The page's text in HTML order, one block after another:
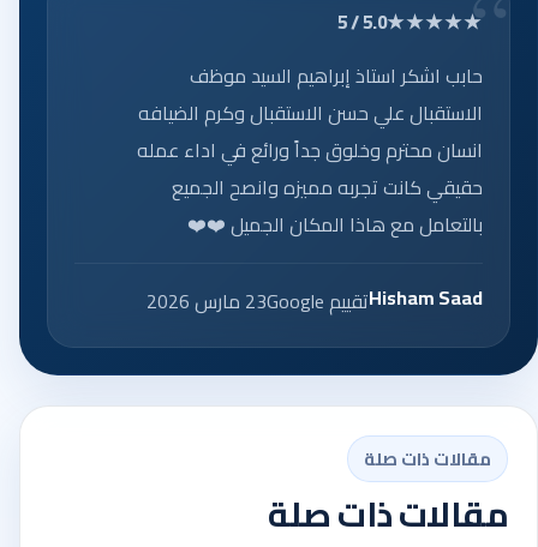
★★★★★
5.0 / 5
حابب اشكر استاذ إبراهيم السيد موظف
الاستقبال علي حسن الاستقبال وكرم الضيافه
انسان محترم وخلوق جداً ورائع في اداء عمله
حقيقي كانت تجربه مميزه وانصح الجميع
بالتعامل مع هاذا المكان الجميل ❤️❤️
Hisham Saadتقييم Google 23 مارس 2026
مقالات ذات صلة
مقالات ذات صلة